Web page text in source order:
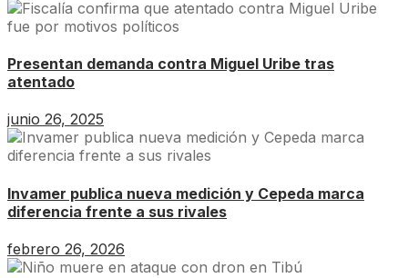
Presentan demanda contra Miguel Uribe tras
atentado
junio 26, 2025
Invamer publica nueva medición y Cepeda marca
diferencia frente a sus rivales
febrero 26, 2026